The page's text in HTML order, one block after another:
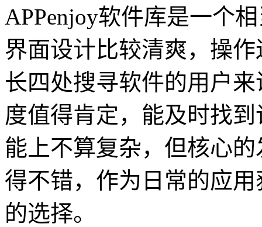
APPenjoy软件库是一个
界面设计比较清爽，操
长四处搜寻软件的用户
度值得肯定，能及时找
能上不算复杂，但核心
得不错，作为日常的应
的选择。